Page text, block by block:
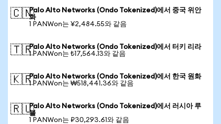
🇨🇳Palo Alto Networks (Ondo Tokenized)에서 중국 위안
화
1 PANWon는 ¥2,484.55와 같음
🇹🇷Palo Alto Networks (Ondo Tokenized)에서 터키 리라
1 PANWon는 ₺17,564.13와 같음
🇰🇷Palo Alto Networks (Ondo Tokenized)에서 한국 원화
1 PANWon는 ₩518,441.36와 같음
🇷🇺Palo Alto Networks (Ondo Tokenized)에서 러시아 루
블
1 PANWon는 ₽30,293.61와 같음